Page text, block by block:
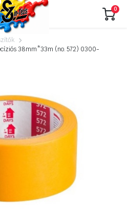
0
38mm*33m (no. 572) 0300-